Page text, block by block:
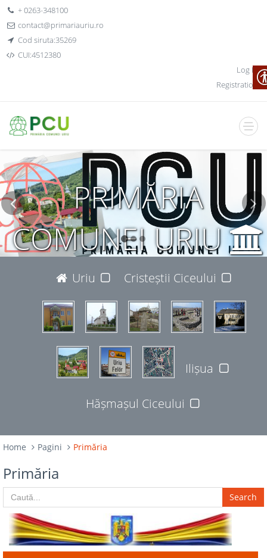
+ 0263-348100
contact@primariauriu.ro
Cod siruta:35269
CUI:4512380
Log In
Registration
PRIMĂRIA
COMUNEI URIU
JUDEȚUL BISTRIȚA-NĂSĂUD 427365
Uriu Cristeștii Ciceului
Ilișua
Hășmașul Ciceului
Home Pagini Primăria
Primăria
Search